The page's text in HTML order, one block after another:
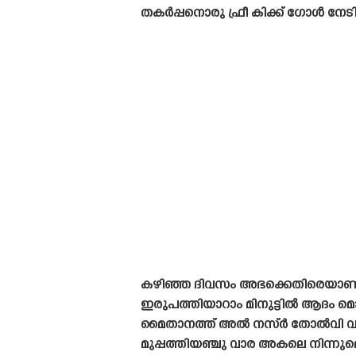
തകർപ്പനൊരു ഫ്രീ കിക്ക് ഗോൾ
കഴിഞ്ഞ ദിവസം അഭക്കെതിരെയാണ്
ഇരുപത്തിയാറാം മിനുട്ടിൽ ആദം
മൈതാനത്ത് അൽ നസ്ർ തോൽവി
മുപ്പത്തിയഞ്ചു വാര അകലെ